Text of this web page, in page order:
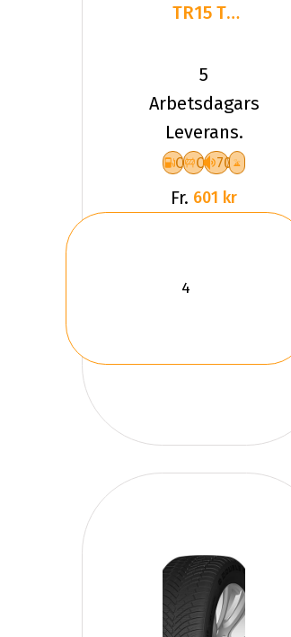
TR15 TL
PLUS XL
5
Arbetsdagars
Leverans.
C C 70
Fr. 601 kr